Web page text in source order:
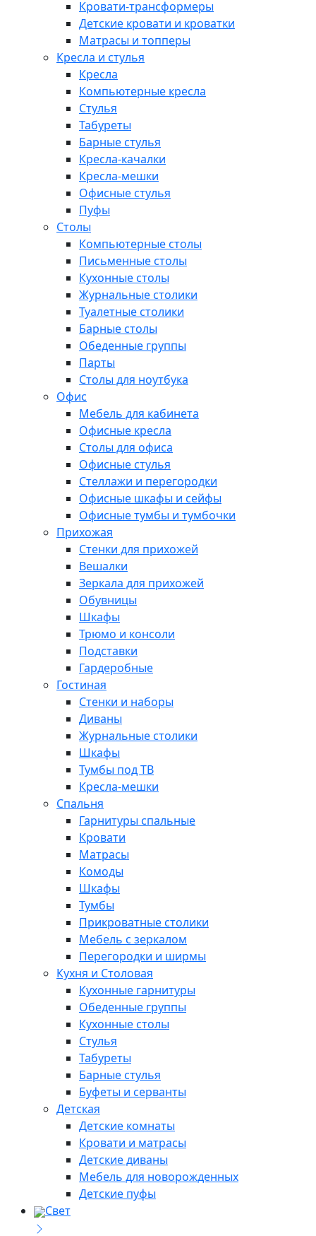
Кровати-трансформеры
Детские кровати и кроватки
Матрасы и топперы
Кресла и стулья
Кресла
Компьютерные кресла
Стулья
Табуреты
Барные стулья
Кресла-качалки
Кресла-мешки
Офисные стулья
Пуфы
Столы
Компьютерные столы
Письменные столы
Кухонные столы
Журнальные столики
Туалетные столики
Барные столы
Обеденные группы
Парты
Столы для ноутбука
Офис
Мебель для кабинета
Офисные кресла
Столы для офиса
Офисные стулья
Стеллажи и перегородки
Офисные шкафы и сейфы
Офисные тумбы и тумбочки
Прихожая
Стенки для прихожей
Вешалки
Зеркала для прихожей
Обувницы
Шкафы
Трюмо и консоли
Подставки
Гардеробные
Гостиная
Стенки и наборы
Диваны
Журнальные столики
Шкафы
Тумбы под ТВ
Кресла-мешки
Спальня
Гарнитуры спальные
Кровати
Матрасы
Комоды
Шкафы
Тумбы
Прикроватные столики
Мебель с зеркалом
Перегородки и ширмы
Кухня и Столовая
Кухонные гарнитуры
Обеденные группы
Кухонные столы
Стулья
Табуреты
Барные стулья
Буфеты и серванты
Детская
Детские комнаты
Кровати и матрасы
Детские диваны
Мебель для новорожденных
Детские пуфы
Свет